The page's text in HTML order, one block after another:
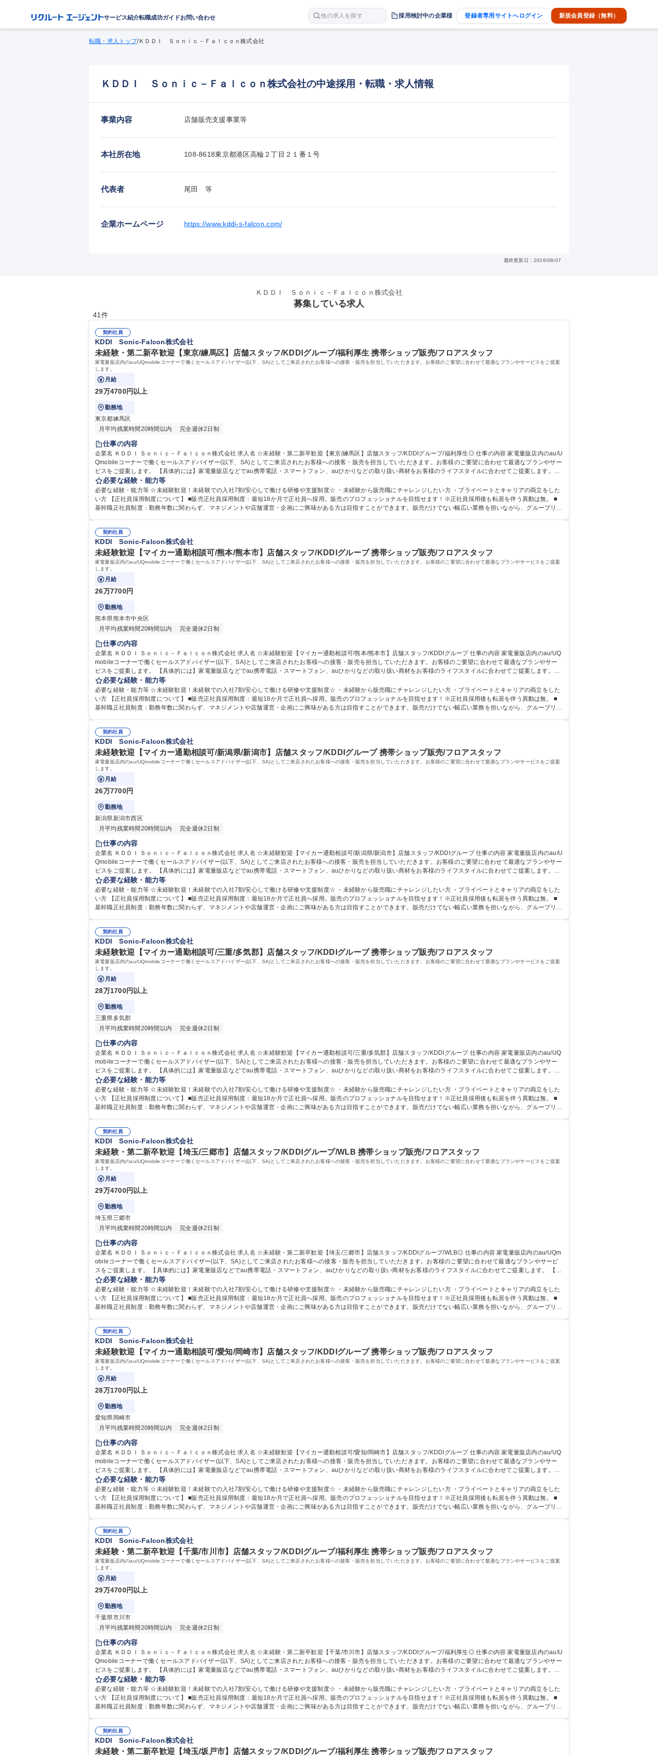
サービス紹介転職成功ガイドお問い合わせ 他の求人を探す 採用検討中の企業様 登録者専用サイトへログイン 新規会員登録（無料）
転職・求人トップ/ＫＤＤＩ Ｓｏｎｉｃ－Ｆａｌｃｏｎ株式会社
ＫＤＤＩ Ｓｏｎｉｃ－Ｆａｌｃｏｎ株式会社の中途採用・転職・求人情報
事業内容 店舗販売支援事業等
本社所在地 108-8618東京都港区高輪２丁目２１番１号
代表者 尾田　等
企業ホームページ https://www.kddi-s-falcon.com/
最終更新日：2026/08/07
ＫＤＤＩ Ｓｏｎｉｃ－Ｆａｌｃｏｎ株式会社
募集している求人
41件
契約社員
KDDI Sonic-Falcon株式会社
未経験・第二新卒歓迎【東京/練馬区】店舗スタッフ/KDDIグループ/福利厚生 携帯ショップ販売/フロアスタッフ
家電量販店内のau/UQmobileコーナーで働くセールスアドバイザー(以下、SA)としてご来店されたお客様への接客・販売を担当していただきます。お客様のご要望に合わせて最適なプランやサービスをご提案
します。
月給
29万4700円以上
勤務地
東京都練馬区
月平均残業時間20時間以内
完全週休2日制
仕事の内容
企業名 ＫＤＤＩ Ｓｏｎｉｃ－Ｆａｌｃｏｎ株式会社 求人名 ☆未経験・第二新卒歓迎【東京/練馬区】店舗スタッフ/KDDIグループ/福利厚生◎ 仕事の内容 家電量販店内のau/U
Qmobileコーナーで働くセールスアドバイザー(以下、SA)としてご来店されたお客様への接客・販売を担当していただきます。お客様のご要望に合わせて最適なプランやサー
ビスをご提案します。 【具体的には】家電量販店などでau携帯電話・スマートフォン、auひかりなどの取り扱い商材をお客様のライフスタイルに合わせてご提案します。
【充実の研修制度】入社後すぐに5日間の手厚い研修が待っているので、未経験の方でも安心してご入社いただけます。（現在はオンラインを中心に研修実施）店舗配属後も
同期や先輩たちとの全体MTGを月数回実施しているのでコミュニケーションもしっかり取れます！ 募集職種 ☆未経験・第二新卒歓迎【東京/練馬区】店舗スタッフ/KDDIグル
ープ/福利厚生◎
必要な経験・能力等
必要な経験・能力等 ☆未経験歓迎！未経験での入社7割/安心して働ける研修や支援制度☆ ・未経験から販売職にチャレンジしたい方 ・プライベートとキャリアの両立をした
い方 【正社員採用制度について】 ■販売正社員採用制度：最短18か月で正社員へ採用。販売のプロフェッショナルを目指せます！※正社員採用後も転居を伴う異動は無。 ■
基幹職正社員制度：勤務年数に関わらず、マネジメントや店舗運営・企画にご興味がある方は目指すことができます。販売だけでない幅広い業務を担いながら、グループリー
契約社員
KDDI Sonic-Falcon株式会社
未経験歓迎【マイカー通勤相談可/熊本/熊本市】店舗スタッフ/KDDIグループ 携帯ショップ販売/フロアスタッフ
家電量販店内のau/UQmobileコーナーで働くセールスアドバイザー(以下、SA)としてご来店されたお客様への接客・販売を担当していただきます。お客様のご要望に合わせて最適なプランやサービスをご提案
します。
月給
26万7700円
勤務地
熊本県熊本市中央区
月平均残業時間20時間以内
完全週休2日制
仕事の内容
企業名 ＫＤＤＩ Ｓｏｎｉｃ－Ｆａｌｃｏｎ株式会社 求人名 ☆未経験歓迎【マイカー通勤相談可/熊本/熊本市】店舗スタッフ/KDDIグループ 仕事の内容 家電量販店内のau/UQ
mobileコーナーで働くセールスアドバイザー(以下、SA)としてご来店されたお客様への接客・販売を担当していただきます。お客様のご要望に合わせて最適なプランやサー
ビスをご提案します。 【具体的には】家電量販店などでau携帯電話・スマートフォン、auひかりなどの取り扱い商材をお客様のライフスタイルに合わせてご提案します。
【充実の研修制度】入社後すぐに5日間の手厚い研修が待っているので、未経験の方でも安心してご入社いただけます。（現在はオンラインを中心に研修実施）店舗配属後も
同期や先輩たちとの全体MTGを月数回実施しているのでコミュニケーションもしっかり取れます！ 募集職種 ☆未経験歓迎【マイカー通勤相談可/熊本/熊本市】店舗スタッフ/
KDDIグループ
必要な経験・能力等
必要な経験・能力等 ☆未経験歓迎！未経験での入社7割/安心して働ける研修や支援制度☆ ・未経験から販売職にチャレンジしたい方 ・プライベートとキャリアの両立をした
い方 【正社員採用制度について】 ■販売正社員採用制度：最短18か月で正社員へ採用。販売のプロフェッショナルを目指せます！※正社員採用後も転居を伴う異動は無。 ■
基幹職正社員制度：勤務年数に関わらず、マネジメントや店舗運営・企画にご興味がある方は目指すことができます。販売だけでない幅広い業務を担いながら、グループリー
契約社員
KDDI Sonic-Falcon株式会社
未経験歓迎【マイカー通勤相談可/新潟県/新潟市】店舗スタッフ/KDDIグループ 携帯ショップ販売/フロアスタッフ
家電量販店内のau/UQmobileコーナーで働くセールスアドバイザー(以下、SA)としてご来店されたお客様への接客・販売を担当していただきます。お客様のご要望に合わせて最適なプランやサービスをご提案
します。
月給
26万7700円
勤務地
新潟県新潟市西区
月平均残業時間20時間以内
完全週休2日制
仕事の内容
企業名 ＫＤＤＩ Ｓｏｎｉｃ－Ｆａｌｃｏｎ株式会社 求人名 ☆未経験歓迎【マイカー通勤相談可/新潟県/新潟市】店舗スタッフ/KDDIグループ 仕事の内容 家電量販店内のau/U
Qmobileコーナーで働くセールスアドバイザー(以下、SA)としてご来店されたお客様への接客・販売を担当していただきます。お客様のご要望に合わせて最適なプランやサー
ビスをご提案します。 【具体的には】家電量販店などでau携帯電話・スマートフォン、auひかりなどの取り扱い商材をお客様のライフスタイルに合わせてご提案します。
【充実の研修制度】入社後すぐに5日間の手厚い研修が待っているので、未経験の方でも安心してご入社いただけます。（現在はオンラインを中心に研修実施）店舗配属後も
同期や先輩たちとの全体MTGを月数回実施しているのでコミュニケーションもしっかり取れます！ 募集職種 ☆未経験歓迎【マイカー通勤相談可/新潟県/新潟市】店舗スタッ
フ/KDDIグループ
必要な経験・能力等
必要な経験・能力等 ☆未経験歓迎！未経験での入社7割/安心して働ける研修や支援制度☆ ・未経験から販売職にチャレンジしたい方 ・プライベートとキャリアの両立をした
い方 【正社員採用制度について】 ■販売正社員採用制度：最短18か月で正社員へ採用。販売のプロフェッショナルを目指せます！※正社員採用後も転居を伴う異動は無。 ■
基幹職正社員制度：勤務年数に関わらず、マネジメントや店舗運営・企画にご興味がある方は目指すことができます。販売だけでない幅広い業務を担いながら、グループリー
契約社員
KDDI Sonic-Falcon株式会社
未経験歓迎【マイカー通勤相談可/三重/多気郡】店舗スタッフ/KDDIグループ 携帯ショップ販売/フロアスタッフ
家電量販店内のau/UQmobileコーナーで働くセールスアドバイザー(以下、SA)としてご来店されたお客様への接客・販売を担当していただきます。お客様のご要望に合わせて最適なプランやサービスをご提案
します。
月給
28万1700円以上
勤務地
三重県多気郡
月平均残業時間20時間以内
完全週休2日制
仕事の内容
企業名 ＫＤＤＩ Ｓｏｎｉｃ－Ｆａｌｃｏｎ株式会社 求人名 ☆未経験歓迎【マイカー通勤相談可/三重/多気郡】店舗スタッフ/KDDIグループ 仕事の内容 家電量販店内のau/UQ
mobileコーナーで働くセールスアドバイザー(以下、SA)としてご来店されたお客様への接客・販売を担当していただきます。お客様のご要望に合わせて最適なプランやサー
ビスをご提案します。 【具体的には】家電量販店などでau携帯電話・スマートフォン、auひかりなどの取り扱い商材をお客様のライフスタイルに合わせてご提案します。
【充実の研修制度】入社後すぐに5日間の手厚い研修が待っているので、未経験の方でも安心してご入社いただけます。（現在はオンラインを中心に研修実施）店舗配属後も
同期や先輩たちとの全体MTGを月数回実施しているのでコミュニケーションもしっかり取れます！ 募集職種 ☆未経験歓迎【マイカー通勤相談可/三重/多気郡】店舗スタッフ/
KDDIグループ
必要な経験・能力等
必要な経験・能力等 ☆未経験歓迎！未経験での入社7割/安心して働ける研修や支援制度☆ ・未経験から販売職にチャレンジしたい方 ・プライベートとキャリアの両立をした
い方 【正社員採用制度について】 ■販売正社員採用制度：最短18か月で正社員へ採用。販売のプロフェッショナルを目指せます！※正社員採用後も転居を伴う異動は無。 ■
基幹職正社員制度：勤務年数に関わらず、マネジメントや店舗運営・企画にご興味がある方は目指すことができます。販売だけでない幅広い業務を担いながら、グループリー
契約社員
KDDI Sonic-Falcon株式会社
未経験・第二新卒歓迎【埼玉/三郷市】店舗スタッフ/KDDIグループ/WLB 携帯ショップ販売/フロアスタッフ
家電量販店内のau/UQmobileコーナーで働くセールスアドバイザー(以下、SA)としてご来店されたお客様への接客・販売を担当していただきます。お客様のご要望に合わせて最適なプランやサービスをご提案
します。
月給
29万4700円以上
勤務地
埼玉県三郷市
月平均残業時間20時間以内
完全週休2日制
仕事の内容
企業名 ＫＤＤＩ Ｓｏｎｉｃ－Ｆａｌｃｏｎ株式会社 求人名 ☆未経験・第二新卒歓迎【埼玉/三郷市】店舗スタッフ/KDDIグループ/WLB◎ 仕事の内容 家電量販店内のau/UQm
obileコーナーで働くセールスアドバイザー(以下、SA)としてご来店されたお客様への接客・販売を担当していただきます。お客様のご要望に合わせて最適なプランやサービ
スをご提案します。 【具体的には】家電量販店などでau携帯電話・スマートフォン、auひかりなどの取り扱い商材をお客様のライフスタイルに合わせてご提案します。 【充
実の研修制度】入社後すぐに5日間の手厚い研修が待っているので、未経験の方でも安心してご入社いただけます。（現在はオンラインを中心に研修実施）店舗配属後も同期
や先輩たちとの全体MTGを月数回実施しているのでコミュニケーションもしっかり取れます！ 募集職種 ☆未経験・第二新卒歓迎【埼玉/三郷市】店舗スタッフ/KDDIグループ/
WLB◎
必要な経験・能力等
必要な経験・能力等 ☆未経験歓迎！未経験での入社7割/安心して働ける研修や支援制度☆ ・未経験から販売職にチャレンジしたい方 ・プライベートとキャリアの両立をした
い方 【正社員採用制度について】 ■販売正社員採用制度：最短18か月で正社員へ採用。販売のプロフェッショナルを目指せます！※正社員採用後も転居を伴う異動は無。 ■
基幹職正社員制度：勤務年数に関わらず、マネジメントや店舗運営・企画にご興味がある方は目指すことができます。販売だけでない幅広い業務を担いながら、グループリー
契約社員
KDDI Sonic-Falcon株式会社
未経験歓迎【マイカー通勤相談可/愛知/岡崎市】店舗スタッフ/KDDIグループ 携帯ショップ販売/フロアスタッフ
家電量販店内のau/UQmobileコーナーで働くセールスアドバイザー(以下、SA)としてご来店されたお客様への接客・販売を担当していただきます。お客様のご要望に合わせて最適なプランやサービスをご提案
します。
月給
28万1700円以上
勤務地
愛知県岡崎市
月平均残業時間20時間以内
完全週休2日制
仕事の内容
企業名 ＫＤＤＩ Ｓｏｎｉｃ－Ｆａｌｃｏｎ株式会社 求人名 ☆未経験歓迎【マイカー通勤相談可/愛知/岡崎市】店舗スタッフ/KDDIグループ 仕事の内容 家電量販店内のau/UQ
mobileコーナーで働くセールスアドバイザー(以下、SA)としてご来店されたお客様への接客・販売を担当していただきます。お客様のご要望に合わせて最適なプランやサー
ビスをご提案します。 【具体的には】家電量販店などでau携帯電話・スマートフォン、auひかりなどの取り扱い商材をお客様のライフスタイルに合わせてご提案します。
【充実の研修制度】入社後すぐに5日間の手厚い研修が待っているので、未経験の方でも安心してご入社いただけます。（現在はオンラインを中心に研修実施）店舗配属後も
同期や先輩たちとの全体MTGを月数回実施しているのでコミュニケーションもしっかり取れます！ 募集職種 ☆未経験歓迎【マイカー通勤相談可/愛知/岡崎市】店舗スタッフ/
KDDIグループ
必要な経験・能力等
必要な経験・能力等 ☆未経験歓迎！未経験での入社7割/安心して働ける研修や支援制度☆ ・未経験から販売職にチャレンジしたい方 ・プライベートとキャリアの両立をした
い方 【正社員採用制度について】 ■販売正社員採用制度：最短18か月で正社員へ採用。販売のプロフェッショナルを目指せます！※正社員採用後も転居を伴う異動は無。 ■
基幹職正社員制度：勤務年数に関わらず、マネジメントや店舗運営・企画にご興味がある方は目指すことができます。販売だけでない幅広い業務を担いながら、グループリー
契約社員
KDDI Sonic-Falcon株式会社
未経験・第二新卒歓迎【千葉/市川市】店舗スタッフ/KDDIグループ/福利厚生 携帯ショップ販売/フロアスタッフ
家電量販店内のau/UQmobileコーナーで働くセールスアドバイザー(以下、SA)としてご来店されたお客様への接客・販売を担当していただきます。お客様のご要望に合わせて最適なプランやサービスをご提案
します。
月給
29万4700円以上
勤務地
千葉県市川市
月平均残業時間20時間以内
完全週休2日制
仕事の内容
企業名 ＫＤＤＩ Ｓｏｎｉｃ－Ｆａｌｃｏｎ株式会社 求人名 ☆未経験・第二新卒歓迎【千葉/市川市】店舗スタッフ/KDDIグループ/福利厚生◎ 仕事の内容 家電量販店内のau/U
Qmobileコーナーで働くセールスアドバイザー(以下、SA)としてご来店されたお客様への接客・販売を担当していただきます。お客様のご要望に合わせて最適なプランやサー
ビスをご提案します。 【具体的には】家電量販店などでau携帯電話・スマートフォン、auひかりなどの取り扱い商材をお客様のライフスタイルに合わせてご提案します。
【充実の研修制度】入社後すぐに5日間の手厚い研修が待っているので、未経験の方でも安心してご入社いただけます。（現在はオンラインを中心に研修実施）店舗配属後も
同期や先輩たちとの全体MTGを月数回実施しているのでコミュニケーションもしっかり取れます！ 募集職種 ☆未経験・第二新卒歓迎【千葉/市川市】店舗スタッフ/KDDIグル
ープ/福利厚生◎
必要な経験・能力等
必要な経験・能力等 ☆未経験歓迎！未経験での入社7割/安心して働ける研修や支援制度☆ ・未経験から販売職にチャレンジしたい方 ・プライベートとキャリアの両立をした
い方 【正社員採用制度について】 ■販売正社員採用制度：最短18か月で正社員へ採用。販売のプロフェッショナルを目指せます！※正社員採用後も転居を伴う異動は無。 ■
基幹職正社員制度：勤務年数に関わらず、マネジメントや店舗運営・企画にご興味がある方は目指すことができます。販売だけでない幅広い業務を担いながら、グループリー
契約社員
KDDI Sonic-Falcon株式会社
未経験・第二新卒歓迎【埼玉/坂戸市】店舗スタッフ/KDDIグループ/福利厚生 携帯ショップ販売/フロアスタッフ